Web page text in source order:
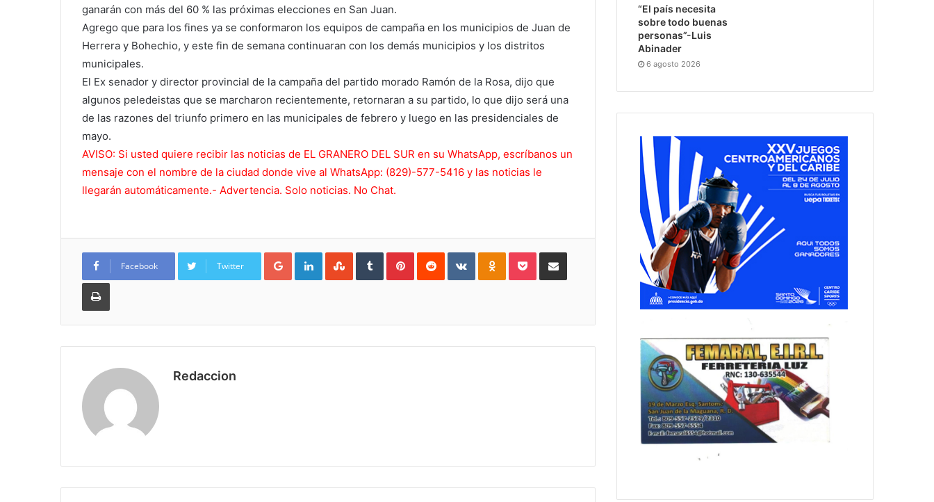
ganarán con más del 60 % las próximas elecciones en San Juan.
Agrego que para los fines ya se conformaron los equipos de campaña en los municipios de Juan de
Herrera y Bohechio, y este fin de semana continuaran con los demás municipios y los distritos
municipales.
El Ex senador y director provincial de la campaña del partido morado Ramón de la Rosa, dijo que
algunos peledeistas que se marcharon recientemente, retornaran a su partido, lo que dijo será una
de las razones del triunfo primero en las municipales de febrero y luego en las presidenciales de
mayo.
AVISO: Si usted quiere recibir las noticias de EL GRANERO DEL SUR en su WhatsApp, escríbanos un
mensaje con el nombre de la ciudad donde vive al WhatsApp: (829)-577-5416 y las noticias le
llegarán automáticamente.- Advertencia. Solo noticias. No Chat.
Facebook Twitter
Google+LinkedInStumbleUpon
TumblrPinterestReddit VKontakteOdnoklassniki
PocketCompartir por Correo
Imprimir
Redaccion
“El país necesita
sobre todo buenas
personas”-Luis
Abinader
6 agosto 2026